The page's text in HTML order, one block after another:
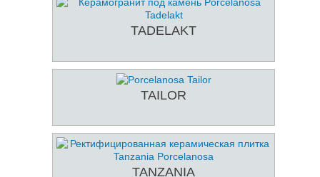
TADELAKT
TAILOR
TANZANIA